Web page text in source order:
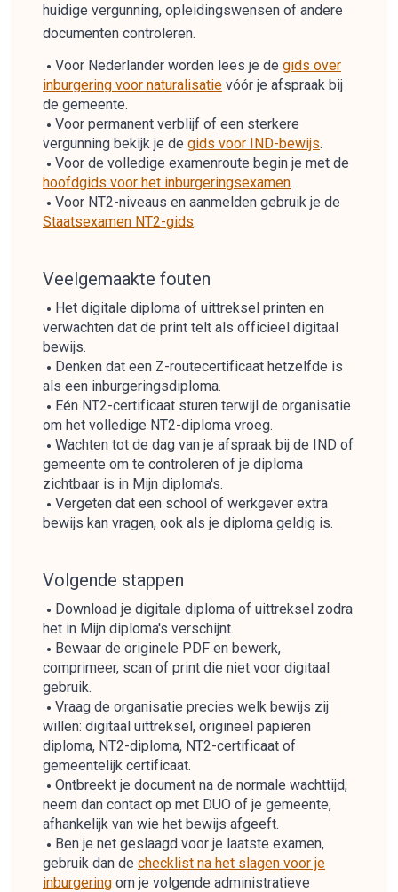
huidige vergunning, opleidingswensen of andere
documenten controleren.
Voor Nederlander worden lees je de gids over
inburgering voor naturalisatie vóór je afspraak bij
de gemeente.
Voor permanent verblijf of een sterkere
vergunning bekijk je de gids voor IND-bewijs.
Voor de volledige examenroute begin je met de
hoofdgids voor het inburgeringsexamen.
Voor NT2-niveaus en aanmelden gebruik je de
Staatsexamen NT2-gids.
Veelgemaakte fouten
Het digitale diploma of uittreksel printen en
verwachten dat de print telt als officieel digitaal
bewijs.
Denken dat een Z-routecertificaat hetzelfde is
als een inburgeringsdiploma.
Eén NT2-certificaat sturen terwijl de organisatie
om het volledige NT2-diploma vroeg.
Wachten tot de dag van je afspraak bij de IND of
gemeente om te controleren of je diploma
zichtbaar is in Mijn diploma's.
Vergeten dat een school of werkgever extra
bewijs kan vragen, ook als je diploma geldig is.
Volgende stappen
Download je digitale diploma of uittreksel zodra
het in Mijn diploma's verschijnt.
Bewaar de originele PDF en bewerk,
comprimeer, scan of print die niet voor digitaal
gebruik.
Vraag de organisatie precies welk bewijs zij
willen: digitaal uittreksel, origineel papieren
diploma, NT2-diploma, NT2-certificaat of
gemeentelijk certificaat.
Ontbreekt je document na de normale wachttijd,
neem dan contact op met DUO of je gemeente,
afhankelijk van wie het bewijs afgeeft.
Ben je net geslaagd voor je laatste examen,
gebruik dan de checklist na het slagen voor je
inburgering om je volgende administratieve